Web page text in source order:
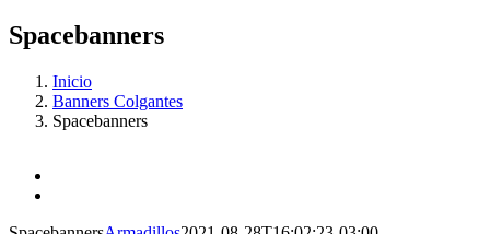
Spacebanners
Inicio
Banners Colgantes
Spacebanners